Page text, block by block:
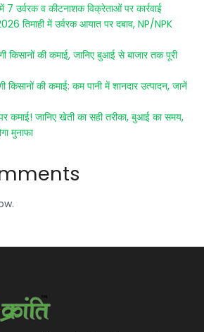
7 उर्वरक व कीटनाशक विक्रेताओं पर कार्रवाई
तिमाही में उर्वरक आयात पर दबाव, NP/NPK
की कमाई, जानिए बुआई से बाजार तक पूरी
की कमाई: कम पानी में शानदार उत्पादन, जानें
जानिए खेती का सही तरीका, बुआई का समय,
मुनाफा